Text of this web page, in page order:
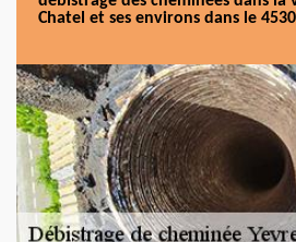
Chatel et ses environs dans le